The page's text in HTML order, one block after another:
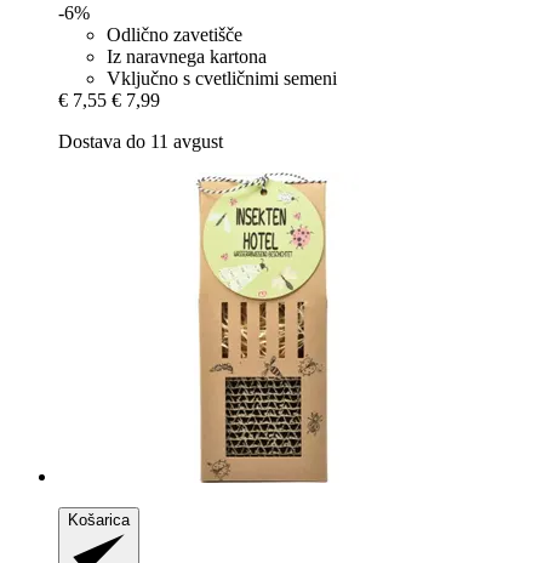
-6%
Odlično zavetišče
Iz naravnega kartona
Vključno s cvetličnimi semeni
€ 7,55 € 7,99
Dostava do 11 avgust
Košarica